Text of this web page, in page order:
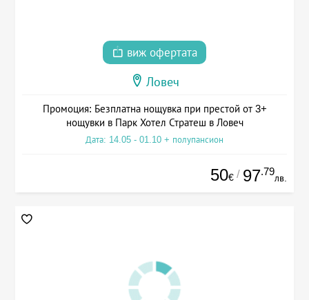
виж офертата
Ловеч
Промоция: Безплатна нощувка при престой от 3+
нощувки в Парк Хотел Стратеш в Ловеч
Дата: 14.05 - 01.10 + полупансион
50€ / 97.79
лв.